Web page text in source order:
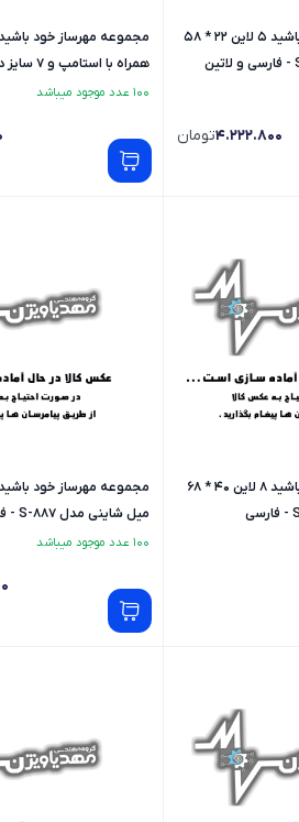
مجموعه مهرساز خود باشید 5 لاین 22 * 58
4.222.800تومان
مجموعه مهرساز خود
- لاتین
100 عدد موجود میباشد
مجموعه مهرساز خود باشید 8 لاین 40 * 68
میل شاینی مدل S-887 - فارسی
100 عدد موجود میباشد